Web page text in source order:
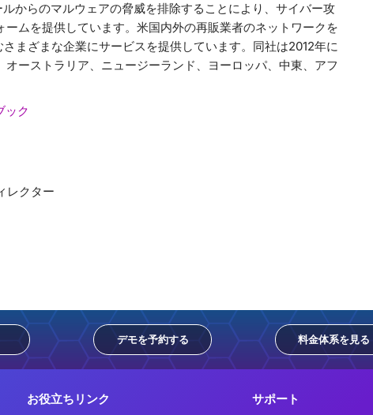
からのマルウェアの脅威を排除することにより、サイバー攻
ムを提供しています。米国内外の再販業者のネットワークを
まざまな企業にサービスを提供しています。同社は2012年に
ーストラリア、ニュージーランド、ヨーロッパ、中東、アフ
ック
レクター
デモを予約する 料金体系を見る
お役立ちリンク サポート